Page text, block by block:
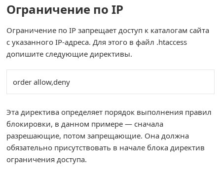
Ограничение по IP
Ограничение по IP запрещает доступ к каталогам сайта
с указанного IP-адреса. Для этого в файл .htaccess
допишите следующие директивы.
order allow,deny
Эта директива определяет порядок выполнения правил
блокировки, в данном примере — сначала
разрешающие, потом запрещающие. Она должна
обязательно присутствовать в начале блока директив
ограничения доступа.